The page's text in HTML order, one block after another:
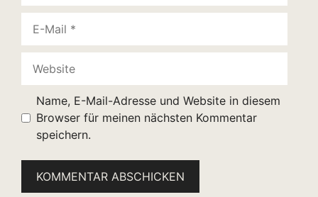
Mail
Name, E-Mail-Adresse und Website in diesem
Browser für meinen nächsten Kommentar
speichern.